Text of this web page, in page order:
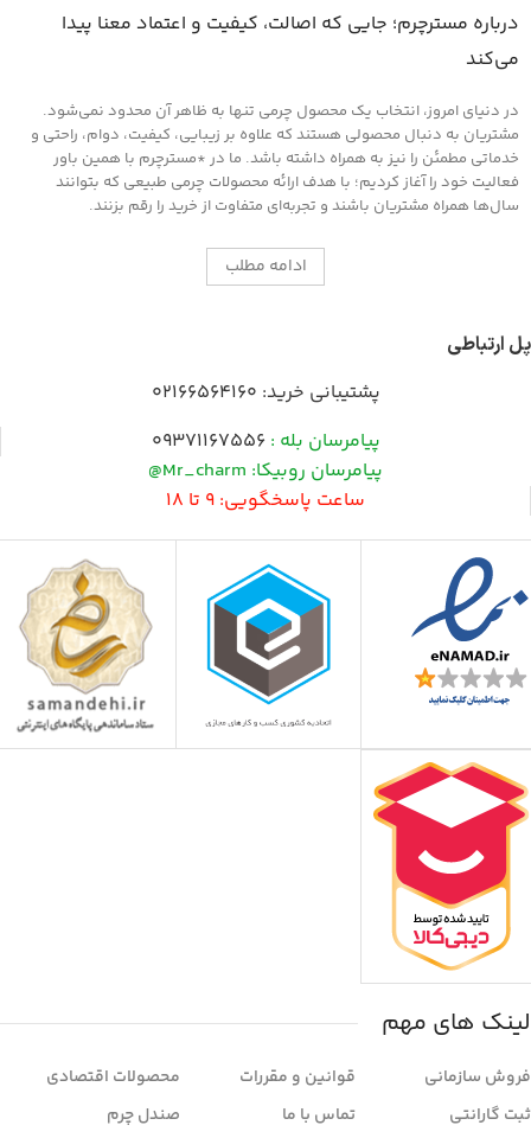
درباره مسترچرم؛ جایی که اصالت، کیفیت و اعتماد معنا پیدا
می‌کند
در دنیای امروز، انتخاب یک محصول چرمی تنها به ظاهر آن محدود نمی‌شود.
مشتریان به دنبال محصولی هستند که علاوه بر زیبایی، کیفیت، دوام، راحتی و
خدماتی مطمئن را نیز به همراه داشته باشد. ما در *مسترچرم با همین باور
فعالیت خود را آغاز کردیم؛ با هدف ارائه محصولات چرمی طبیعی که بتوانند
سال‌ها همراه مشتریان باشند و تجربه‌ای متفاوت از خرید را رقم بزنند.
ادامه مطلب
پل ارتباطی
پشتیبانی خرید: 02166564160
پیامرسان بله : 09371167556
پیامرسان روبیکا: Mr_charm@
ساعت پاسخگویی: 9 تا 18
لینک های مهم
فروش سازمانی
ثبت گارانتی
قوانین و مقررات
تماس با ما
محصولات اقتصادی
صندل چرم